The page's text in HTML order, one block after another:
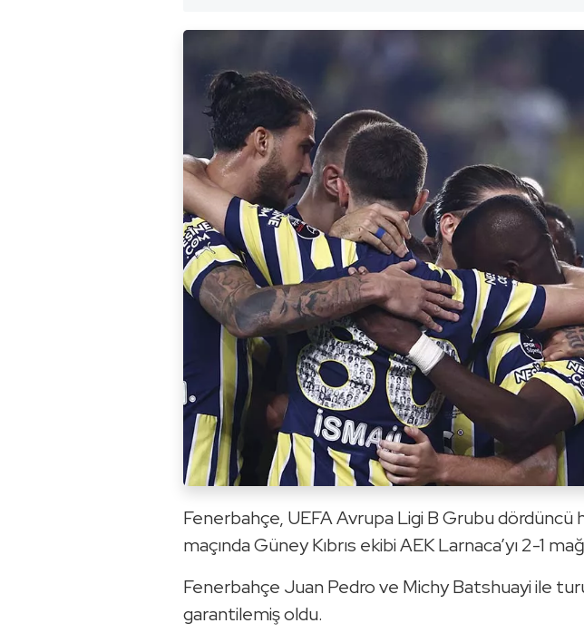
Fenerbahçe, UEFA Avrupa Ligi B Grubu dördüncü
maçında Güney Kıbrıs ekibi AEK Larnaca’yı 2-1
Fenerbahçe Juan Pedro ve Michy Batshuayi ile
garantilemiş oldu.